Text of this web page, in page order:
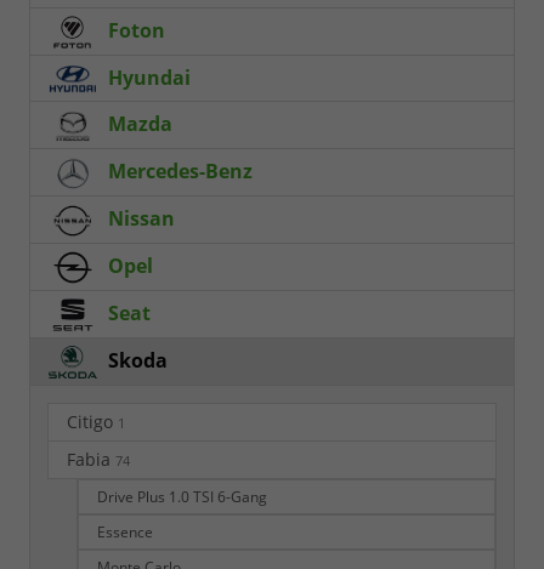
Foton
Hyundai
Mazda
Mercedes-Benz
Nissan
Opel
Seat
Skoda
Citigo 1
Fabia 74
Drive Plus 1.0 TSI 6-Gang
Essence